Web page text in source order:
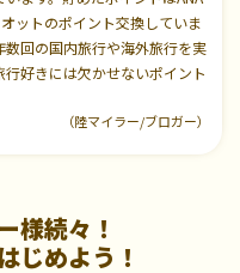
ットのポイント交換していま
回の国内旅行や海外旅行を実
好きには欠かせないポイント
（陸マイラー/ブロガー）
様続々！
じめよう！